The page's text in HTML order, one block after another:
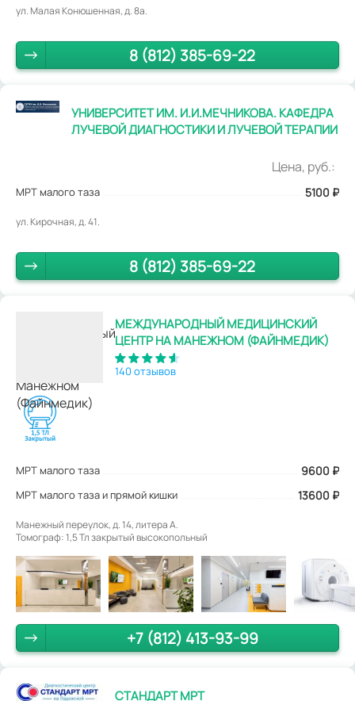
ул. Малая Конюшенная, д. 8а.
8 (812) 385-69-22
УНИВЕРСИТЕТ ИМ. И.И.МЕЧНИКОВА. КАФЕДРА
ЛУЧЕВОЙ ДИАГНОСТИКИ И ЛУЧЕВОЙ ТЕРАПИИ
Цена, руб.:
МРТ малого таза 5100 ₽
ул. Кирочная, д. 41.
8 (812) 385-69-22
МЕЖДУНАРОДНЫЙ МЕДИЦИНСКИЙ
ЦЕНТР НА МАНЕЖНОМ (ФАЙНМЕДИК)
140 отзывов
МРТ малого таза 9600 ₽
МРТ малого таза и прямой кишки 13600 ₽
Манежный переулок, д. 14, литера А.
Томограф: 1,5 Тл закрытый высокопольный
+7 (812) 413-93-99
СТАНДАРТ МРТ